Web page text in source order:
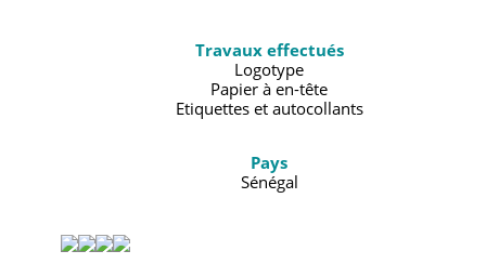
Travaux effectués
Logotype
Papier à en-tête
Etiquettes et autocollants
Pays
Sénégal